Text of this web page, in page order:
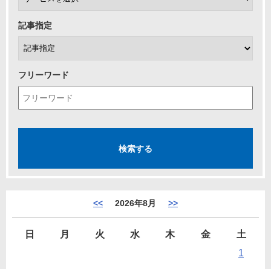
記事指定
フリーワード
<< 2026年8月 >>
日 月 火 水 木 金
土
1